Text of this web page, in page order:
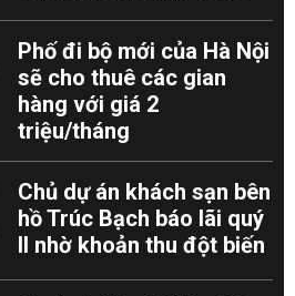
Phố đi bộ mới của Hà Nội
sẽ cho thuê các gian
hàng với giá 2
triệu/tháng
Chủ dự án khách sạn bên
hồ Trúc Bạch báo lãi quý
II nhờ khoản thu đột biến